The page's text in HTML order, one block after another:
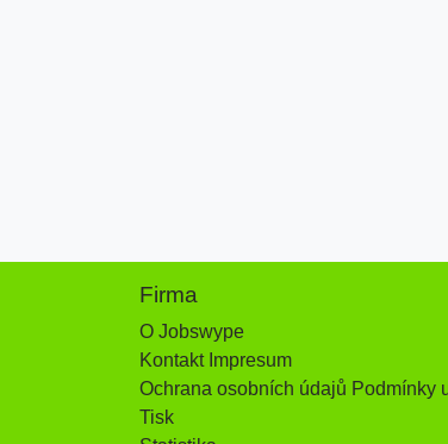
Firma
O Jobswype
Kontakt Impresum
Ochrana osobních údajů Podmínky
Tisk